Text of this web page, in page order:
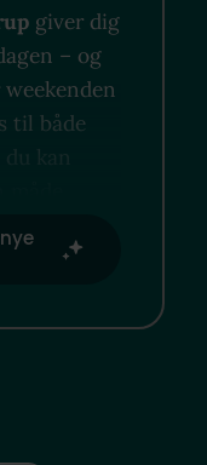
giver dig
– og
til både
kan